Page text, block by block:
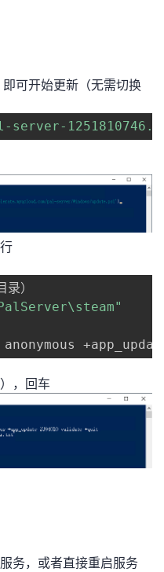
可开始更新（无需切换
，回车
务，或者直接重启服务